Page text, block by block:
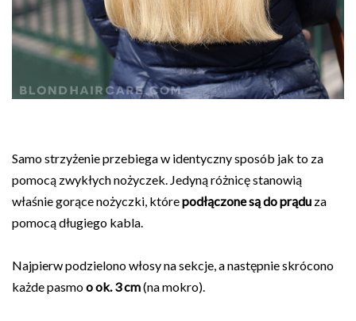
Samo strzyżenie przebiega w identyczny sposób jak to za
pomocą zwykłych nożyczek. Jedyną różnicę stanowią
właśnie gorące nożyczki, którepodłączone są do prądu za
pomocą długiego kabla.
Najpierw podzielono włosy na sekcje, a następnie skrócono
każde pasmoo ok. 3 cm(na mokro).